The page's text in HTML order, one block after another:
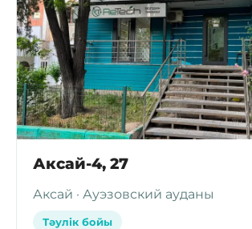
Аксай-4, 27
Аксай · Ауэзовский ауданы
Тәулік бойы